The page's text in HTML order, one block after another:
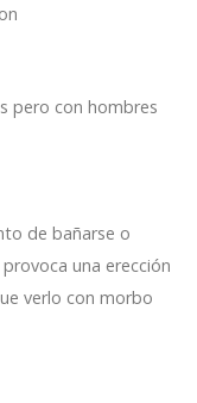
pero con hombres
de bañarse o
una erección
verlo con morbo